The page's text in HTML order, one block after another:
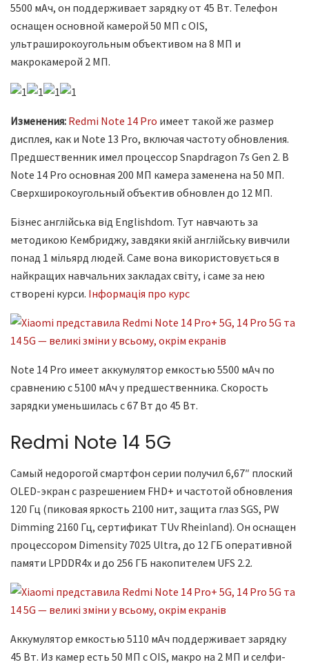
5500 мАч, он поддерживает зарядку от 45 Вт. Телефон
оснащен основной камерой 50 МП с OIS,
ультраширокоугольным объективом на 8 МП и
макрокамерой 2 МП.
Изменения: Redmi Note 14 Pro имеет такой же размер
дисплея, как и Note 13 Pro, включая частоту обновления.
Предшественник имел процессор Snapdragon 7s Gen 2. В
Note 14 Pro основная 200 МП камера заменена на 50 МП.
Сверхширокоугольный объектив обновлен до 12 МП.
Бізнес англійська від Englishdom. Тут навчають за
методикою Кембриджу, завдяки якій англійську вивчили
понад 1 мільярд людей. Саме вона використовується в
найкращих навчальних закладах світу, і саме за нею
створені курси. Інформація про курс
Note 14 Pro имеет аккумулятор емкостью 5500 мАч по
сравнению с 5100 мАч у предшественника. Скорость
зарядки уменьшилась с 67 Вт до 45 Вт.
Redmi Note 14 5G
Самый недорогой смартфон серии получил 6,67″ плоский
OLED-экран с разрешением FHD+ и частотой обновления
120 Гц (пиковая яркость 2100 нит, защита глаз SGS, PW
Dimming 2160 Гц, сертификат TUv Rheinland). Он оснащен
процессором Dimensity 7025 Ultra, до 12 ГБ оперативной
памяти LPDDR4x и до 256 ГБ накопителем UFS 2.2.
Аккумулятор емкостью 5110 мАч поддерживает зарядку
45 Вт. Из камер есть 50 МП с OIS, макро на 2 МП и селфи-